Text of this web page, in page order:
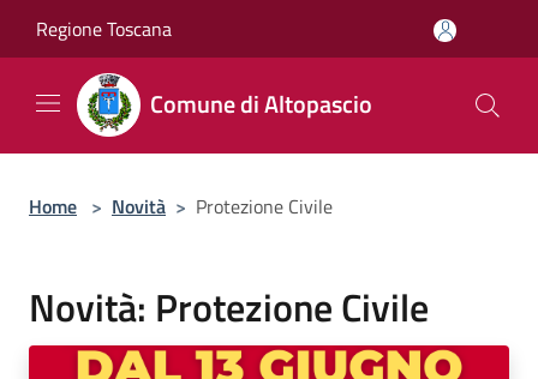
Regione Toscana
Comune di Altopascio
Home > Novità > Protezione Civile
Novità: Protezione Civile